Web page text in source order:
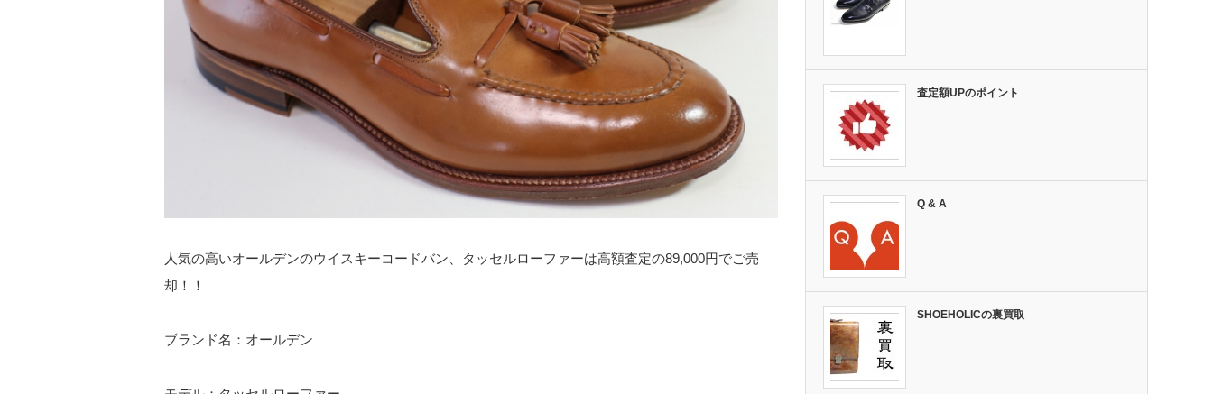
人気の高いオールデンのウイスキーコードバン、タッセルローファーは高額査定の89,000円でご売
却！！
ブランド名：オールデン
査定額UPのポイント
Q & A
SHOEHOLICの裏買取